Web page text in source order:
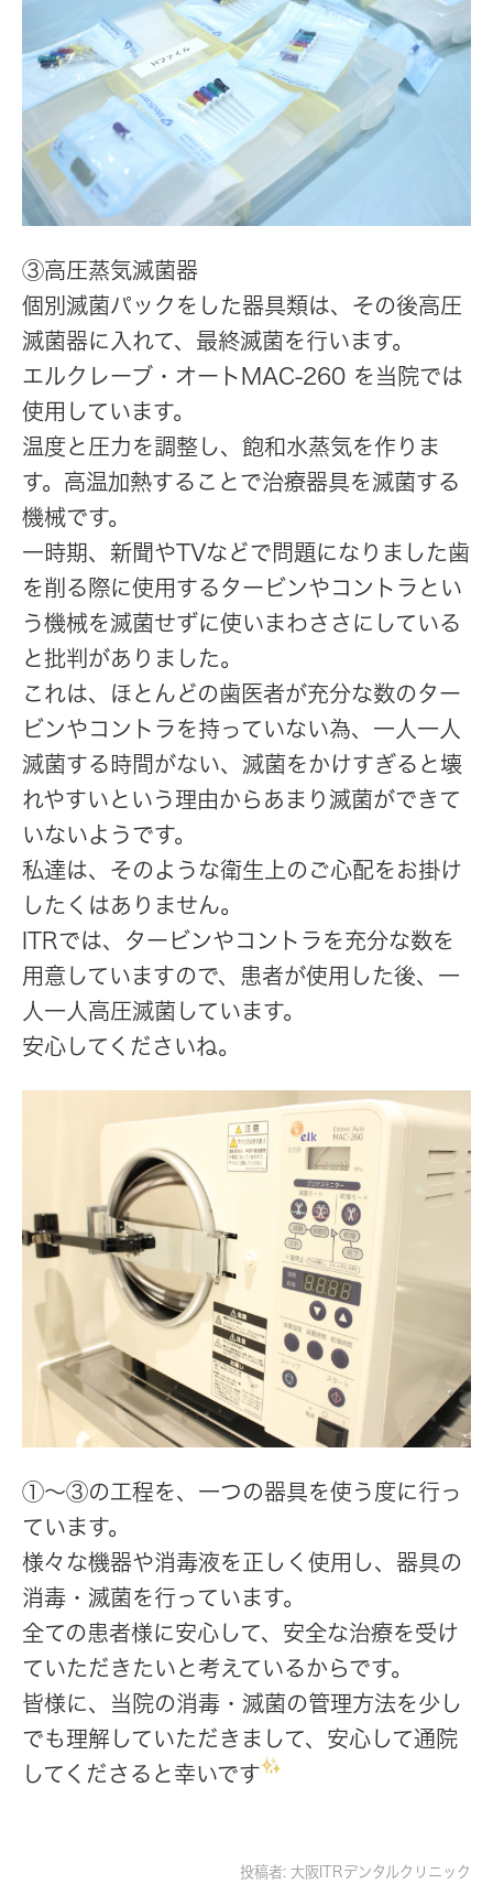
③高圧蒸気滅菌器
個別滅菌パックをした器具類は、その後高圧
滅菌器に入れて、最終滅菌を行います。
エルクレーブ・オートMAC-260 を当院では
使用しています。
温度と圧力を調整し、飽和水蒸気を作りま
す。高温加熱することで治療器具を滅菌する
機械です。
一時期、新聞やTVなどで問題になりました歯
を削る際に使用するタービンやコントラとい
う機械を滅菌せずに使いまわささにしている
と批判がありました。
これは、ほとんどの歯医者が充分な数のター
ビンやコントラを持っていない為、一人一人
滅菌する時間がない、滅菌をかけすぎると壊
れやすいという理由からあまり滅菌ができて
いないようです。
私達は、そのような衛生上のご心配をお掛け
したくはありません。
ITRでは、タービンやコントラを充分な数を
用意していますので、患者が使用した後、一
人一人高圧滅菌しています。
安心してくださいね。
①〜③の工程を、一つの器具を使う度に行っ
ています。
様々な機器や消毒液を正しく使用し、器具の
消毒・滅菌を行っています。
全ての患者様に安心して、安全な治療を受け
ていただきたいと考えているからです。
皆様に、当院の消毒・滅菌の管理方法を少し
でも理解していただきまして、安心して通院
してくださると幸いです
投稿者: 大阪ITRデンタルクリニック